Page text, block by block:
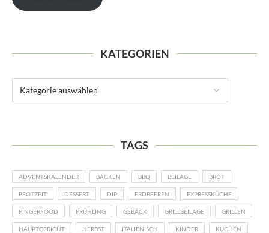
KATEGORIEN
TAGS
ADVENTSKALENDER BACKEN BBQ BEILAGE BROT
BROTZEIT DESSERT DIP ERDBEEREN EXPRESSKÜCHE
FINGERFOOD FRÜHLING GEBÄCK GRILLBEILAGE GRILLEN
HAUPTGERICHT HERBST ITALIENISCH KINDER KUCHEN